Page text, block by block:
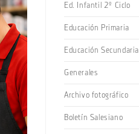
Ed. Infantil 2º Ciclo
Educación Primaria
Educación Secundaria
Generales
Archivo fotográfico
Boletín Salesiano